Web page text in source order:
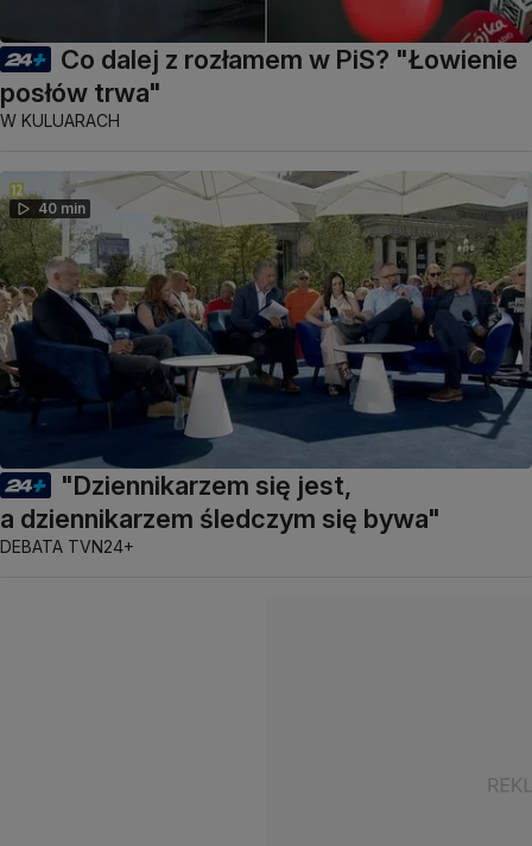
Co dalej z rozłamem w PiS? "Łowienie
posłów trwa"
W KULUARACH
40 min
"Dziennikarzem się jest,
a dziennikarzem śledczym się bywa"
DEBATA TVN24+